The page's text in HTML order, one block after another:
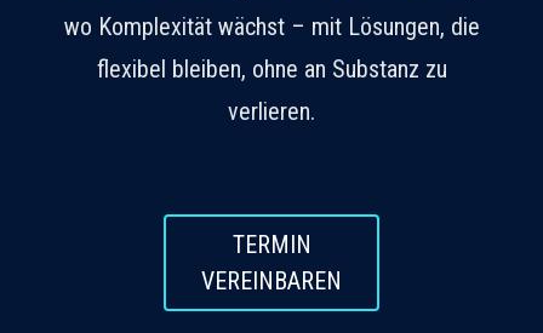
wo Komplexität wächst – mit Lösungen, die
flexibel bleiben, ohne an Substanz zu
verlieren.
TERMIN
VEREINBAREN